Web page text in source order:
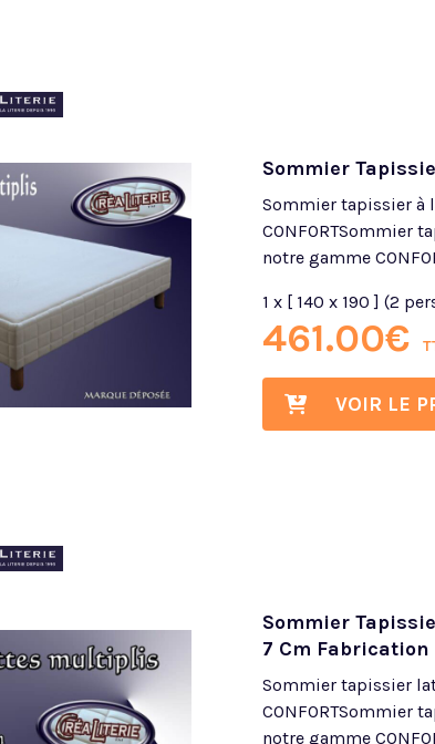
Sommier
Sommier tapissier à
CONFORTSommier
notre gamme
1 x [ 140 x 190 ] (2
461.00€
VOIR LE
Sommier
7 Cm
Sommier tapissier
CONFORTSommier
notre gamme